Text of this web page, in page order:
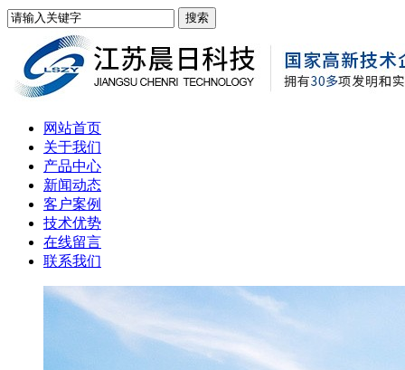
网站首页
关于我们
产品中心
新闻动态
客户案例
技术优势
在线留言
联系我们